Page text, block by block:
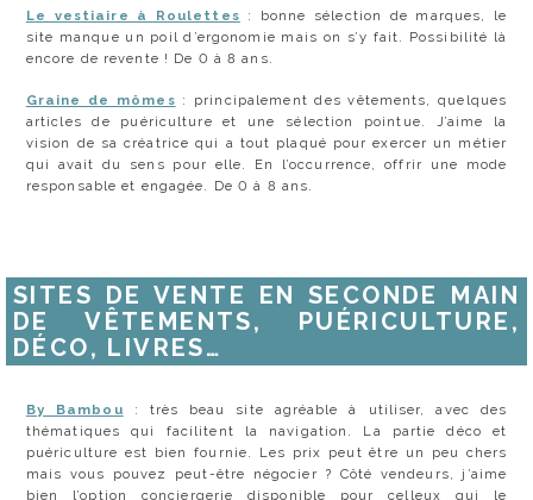
Le vestiaire à Roulettes : bonne sélection de marques, le
site manque un poil d’ergonomie mais on s’y fait. Possibilité là
encore de revente ! De 0 à 8 ans.
Graine de mômes : principalement des vêtements, quelques
articles de puériculture et une sélection pointue. J’aime la
vision de sa créatrice qui a tout plaqué pour exercer un métier
qui avait du sens pour elle. En l’occurrence, offrir une mode
responsable et engagée. De 0 à 8 ans.
SITES DE VENTE EN SECONDE MAIN
DE VÊTEMENTS, PUÉRICULTURE,
DÉCO, LIVRES…
By Bambou : très beau site agréable à utiliser, avec des
thématiques qui facilitent la navigation. La partie déco et
puériculture est bien fournie. Les prix peut être un peu chers
mais vous pouvez peut-être négocier ? Côté vendeurs, j’aime
bien l’option conciergerie disponible pour celleux qui le